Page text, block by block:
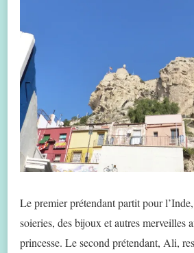
Le premier prétendant partit pour
soieries, des bijoux et autres merveilles
princesse. Le second prétendant, Ali,